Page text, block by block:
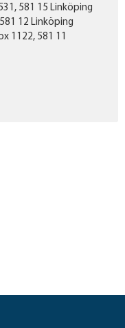
581 15 Linköping
12 Linköping
1122, 581 11